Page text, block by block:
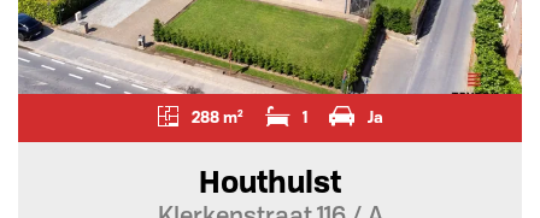
288 m² 1 Ja
Houthulst